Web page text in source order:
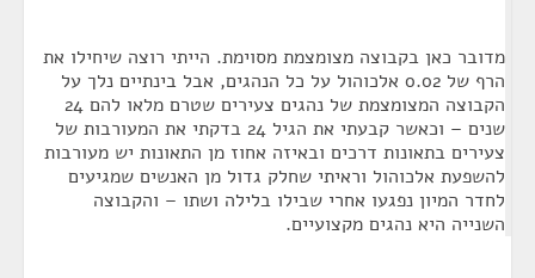
מדובר כאן בקבוצה מצומצמת מסוימת. הייתי רוצה שיחילו את
הרף של 0.02 אלכוהול על כל הנהגים, אבל בינתיים נלך על
הקבוצה המצומצמת של נהגים צעירים שטרם מלאו להם 24
שנים – וכאשר קבעתי את הגיל 24 בדקתי את המעורבות של
צעירים בתאונות דרכים ובאיזה אחוז מן התאונות יש מעורבות
להשפעת אלכוהול וראיתי שחלק גדול מן האנשים שמגיעים
לחדר המיון נפגעו אחרי שבילו בלילה ושתו – והקבוצה
השנייה היא נהגים מקצועיים.